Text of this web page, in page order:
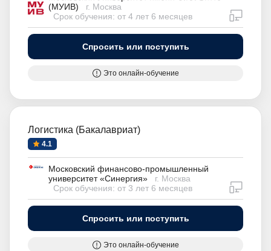
(МУИВ)
г. Москва
Срок обучения: от 4 лет 6 месяцев
Спросить или поступить
Это онлайн-обучение
Логистика (Бакалавриат)
4.1
Московский финансово-промышленный
университет «Синергия»
г. Москва
Срок обучения: от 3 лет 6 месяцев
Спросить или поступить
Это онлайн-обучение